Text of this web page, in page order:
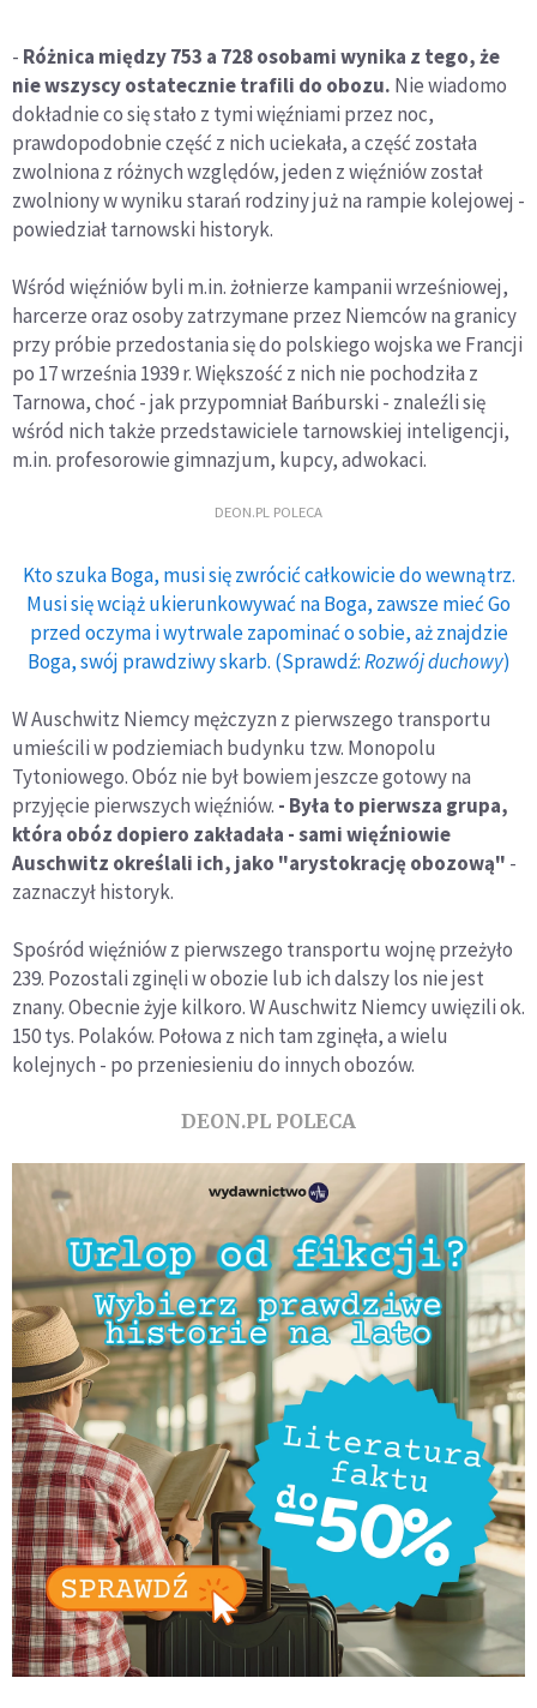
- Różnica między 753 a 728 osobami wynika z tego, że
nie wszyscy ostatecznie trafili do obozu. Nie wiadomo
dokładnie co się stało z tymi więźniami przez noc,
prawdopodobnie część z nich uciekała, a część została
zwolniona z różnych względów, jeden z więźniów został
zwolniony w wyniku starań rodziny już na rampie kolejowej -
powiedział tarnowski historyk.
Wśród więźniów byli m.in. żołnierze kampanii wrześniowej,
harcerze oraz osoby zatrzymane przez Niemców na granicy
przy próbie przedostania się do polskiego wojska we Francji
po 17 września 1939 r. Większość z nich nie pochodziła z
Tarnowa, choć - jak przypomniał Bańburski - znaleźli się
wśród nich także przedstawiciele tarnowskiej inteligencji,
m.in. profesorowie gimnazjum, kupcy, adwokaci.
DEON.PL POLECA
Kto szuka Boga, musi się zwrócić całkowicie do wewnątrz.
Musi się wciąż ukierunkowywać na Boga, zawsze mieć Go
przed oczyma i wytrwale zapominać o sobie, aż znajdzie
Boga, swój prawdziwy skarb. (Sprawdź:Rozwój duchowy)
W Auschwitz Niemcy mężczyzn z pierwszego transportu
umieścili w podziemiach budynku tzw. Monopolu
Tytoniowego. Obóz nie był bowiem jeszcze gotowy na
przyjęcie pierwszych więźniów. - Była to pierwsza grupa,
która obóz dopiero zakładała - sami więźniowie
Auschwitz określali ich, jako "arystokrację obozową" -
zaznaczył historyk.
Spośród więźniów z pierwszego transportu wojnę przeżyło
239. Pozostali zginęli w obozie lub ich dalszy los nie jest
znany. Obecnie żyje kilkoro. W Auschwitz Niemcy uwięzili ok.
150 tys. Polaków. Połowa z nich tam zginęła, a wielu
kolejnych - po przeniesieniu do innych obozów.
DEON.PL POLECA